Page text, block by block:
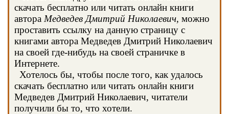
скачать бесплатно или читать онлайн книги
автора Медведев Дмитрий Николаевич, можно
проставить ссылку на данную страницу с
книгами автора Медведев Дмитрий Николаевич
на своей где-нибудь на своей страничке в
Интернете.
Хотелось бы, чтобы после того, как удалось
скачать бесплатно или читать онлайн книги
Медведев Дмитрий Николаевич, читатели
получили бы то, что хотели.